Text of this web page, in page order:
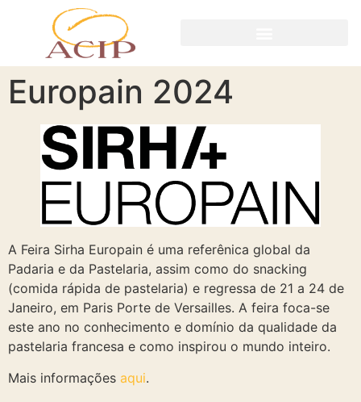
Europain 2024
A Feira Sirha Europain é uma referênica global da
Padaria e da Pastelaria, assim como do snacking
(comida rápida de pastelaria) e regressa de 21 a 24 de
Janeiro, em Paris Porte de Versailles. A feira foca-se
este ano no conhecimento e domínio da qualidade da
pastelaria francesa e como inspirou o mundo inteiro.
Mais informações aqui.